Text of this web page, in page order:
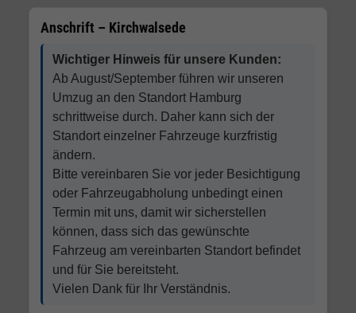
Anschrift – Kirchwalsede
Wichtiger Hinweis für unsere Kunden:
Ab August/September führen wir unseren
Umzug an den Standort Hamburg
schrittweise durch. Daher kann sich der
Standort einzelner Fahrzeuge kurzfristig
ändern.
Bitte vereinbaren Sie vor jeder Besichtigung
oder Fahrzeugabholung unbedingt einen
Termin mit uns, damit wir sicherstellen
können, dass sich das gewünschte
Fahrzeug am vereinbarten Standort befindet
und für Sie bereitsteht.
Vielen Dank für Ihr Verständnis.